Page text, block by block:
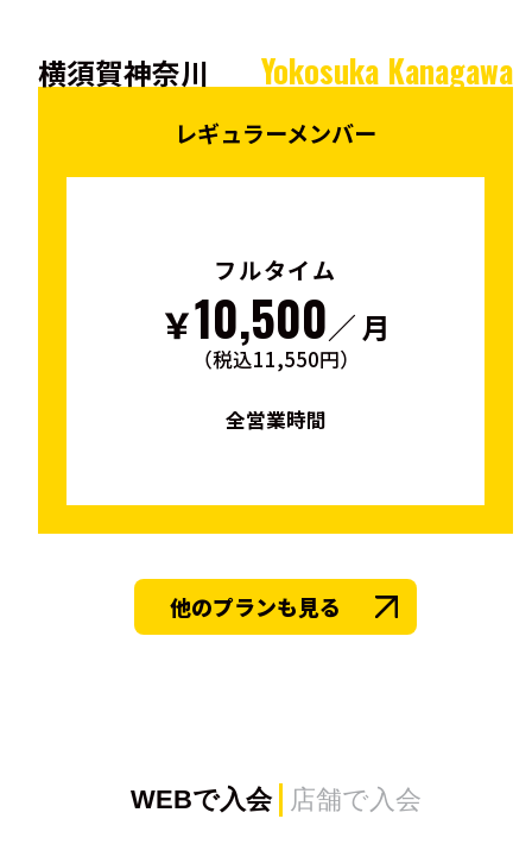
横須賀神奈川 Yokosuka Kanagawa
レギュラーメンバー
フルタイム
￥10,500／ 月
（税込11,550円）
全営業時間
他のプランも見る
WEBで入会 店舗で入会